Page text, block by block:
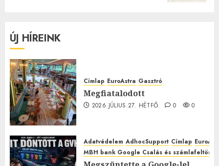
ÚJ HÍREINK
Címlap EuroAstra Gasztró
Megfiatalodott
2026.JÚLIUS.27. HÉTFŐ. 0 0
Adatvédelem AdhocSupport Címlap
MBH bank Google Csalás és